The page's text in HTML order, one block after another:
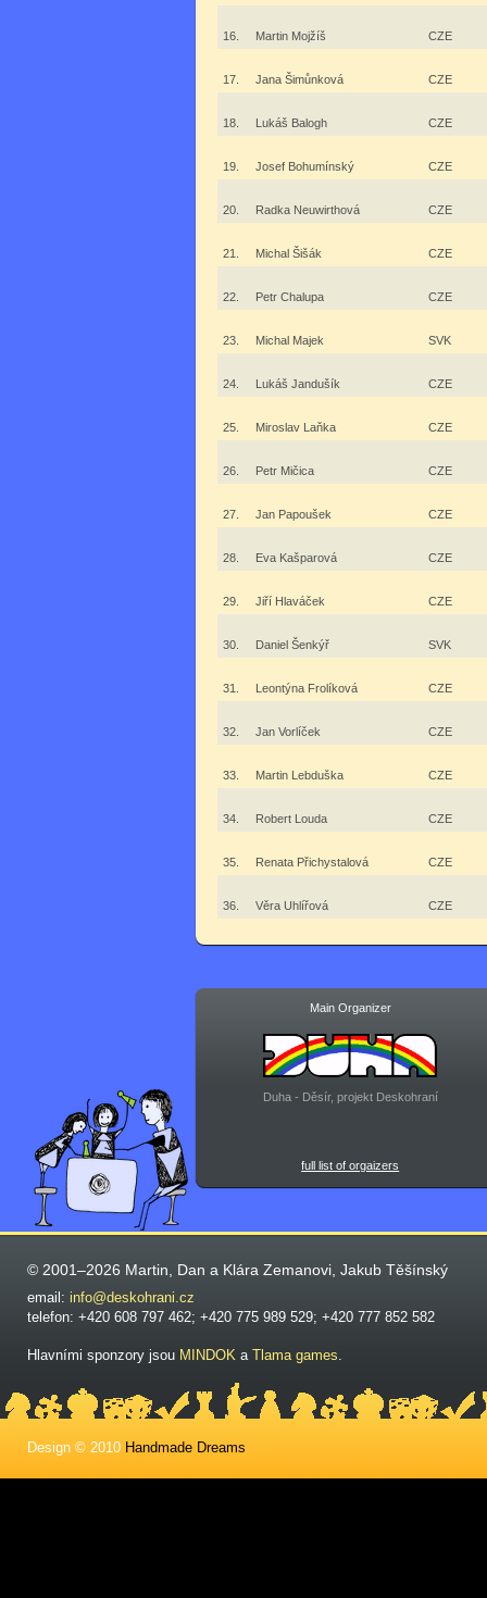
16. Martin Mojžíš CZE
17. Jana Šimůnková CZE
18. Lukáš Balogh CZE
19. Josef Bohumínský CZE
20. Radka Neuwirthová CZE
21. Michal Šišák CZE
22. Petr Chalupa CZE
23. Michal Majek SVK
24. Lukáš Jandušík CZE
25. Miroslav Laňka CZE
26. Petr Mičica CZE
27. Jan Papoušek CZE
28. Eva Kašparová CZE
29. Jiří Hlaváček CZE
30. Daniel Šenkýř SVK
31. Leontýna Frolíková CZE
32. Jan Vorlíček CZE
33. Martin Lebduška CZE
34. Robert Louda CZE
35. Renata Přichystalová CZE
36. Věra Uhlířová CZE
Main Organizer
Duha - Děsír, projekt Deskohraní
full list of orgaizers
© 2001–2026 Martin, Dan a Klára Zemanovi, Jakub Těšínský
email: info@deskohrani.cz
telefon: +420 608 797 462; +420 775 989 529; +420 777 852 582
Hlavními sponzory jsou MINDOK a Tlama games.
Design © 2010 Handmade Dreams